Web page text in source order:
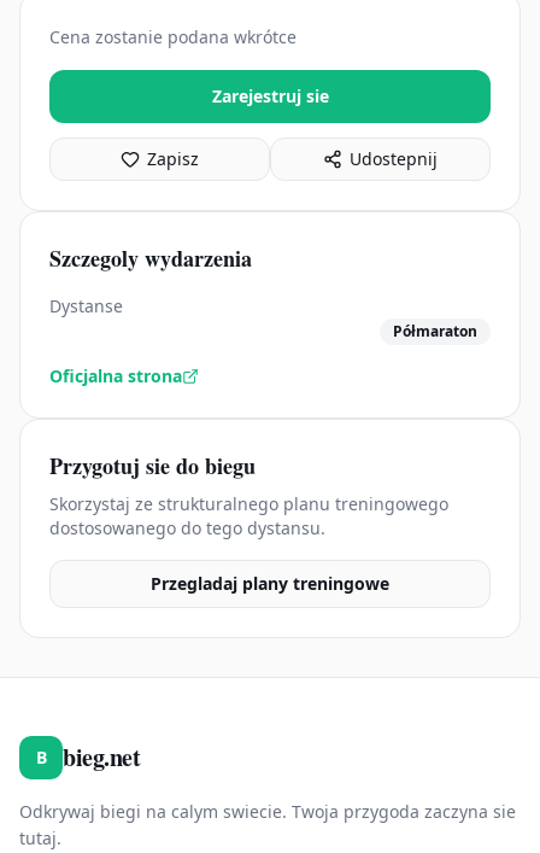
Cena zostanie podana wkrótce
Zarejestruj sie
Zapisz Udostepnij
Szczegoly wydarzenia
Dystanse
Półmaraton
Oficjalna strona
Przygotuj sie do biegu
Skorzystaj ze strukturalnego planu treningowego
dostosowanego do tego dystansu.
Przegladaj plany treningowe
B bieg.net
Odkrywaj biegi na calym swiecie. Twoja przygoda zaczyna sie
tutaj.